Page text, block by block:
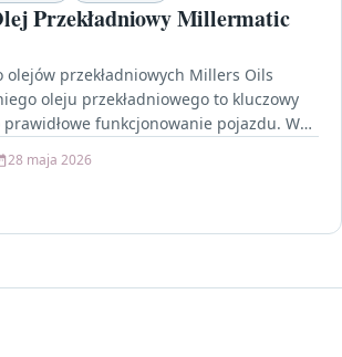
Przekładniowy Millermatic
olejów przekładniowych Millers Oils
oleju przekładniowego to kluczowy
funkcjonowanie pojazdu. W
28 maja 2026